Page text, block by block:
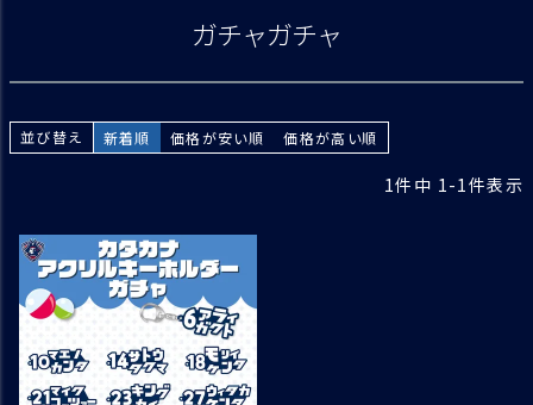
ガチャガチャ
並び替え 新着順 価格が安い順 価格が高い順
1件中 1-1件表示